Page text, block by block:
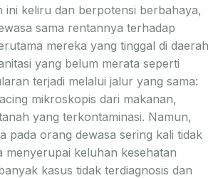
ini keliru dan berpotensi berbahaya,
sama rentannya terhadap
mereka yang tinggal di daerah
yang belum merata seperti
terjadi melalui jalur yang sama:
mikroskopis dari makanan,
yang terkontaminasi. Namun,
pada orang dewasa sering kali tidak
menyerupai keluhan kesehatan
kasus tidak terdiagnosis dan